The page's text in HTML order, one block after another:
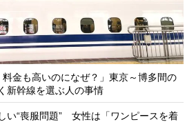
料金も高いのになぜ？」東京～博多間の
新幹線を選ぶ人の事情
い“喪服問題” 女性は「ワンピースを着